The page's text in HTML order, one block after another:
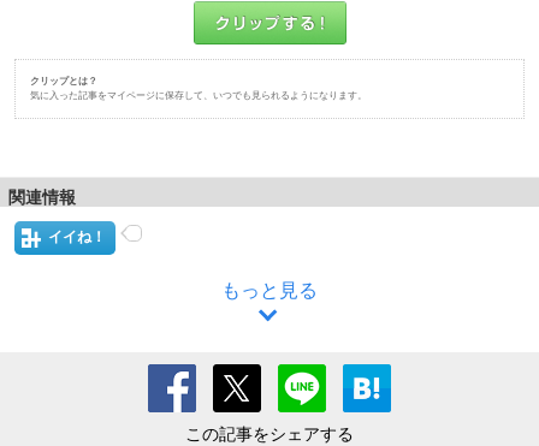
クリップとは？
気に入った記事をマイページに保存して、いつでも見られるようになります。
関連情報
イイね！
もっと見る
この記事をシェアする